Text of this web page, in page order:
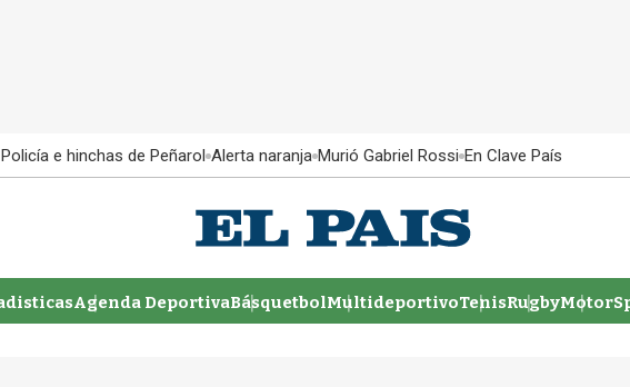
e hinchas de Peñarol Alerta naranja Murió Gabriel Rossi En Clave País
Agenda DeportivaBásquetbolMultideportivoTenisRugby